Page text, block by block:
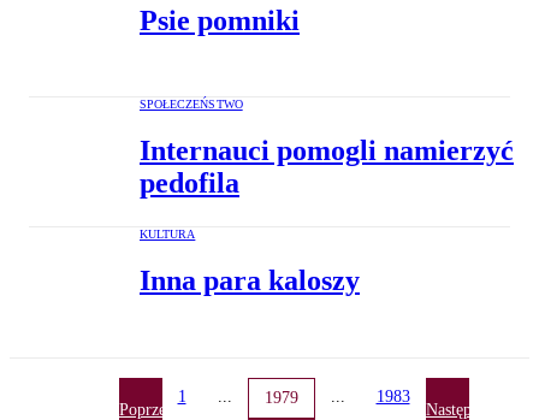
Psie pomniki
SPOŁECZEŃSTWO
Internauci pomogli namierzyć
pedofila
KULTURA
Inna para kaloszy
Poprzednia
1 1979 1983
Następna